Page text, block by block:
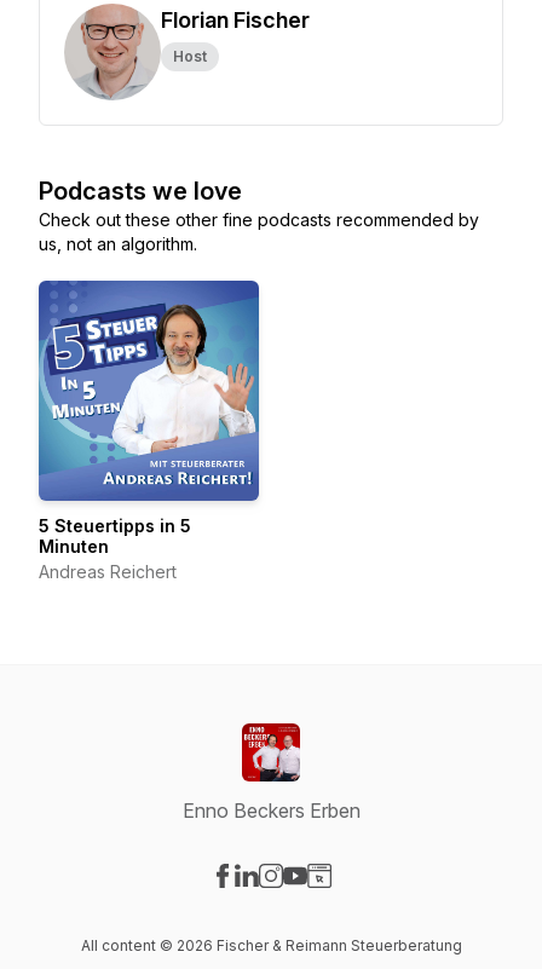
Florian Fischer
Host
Podcasts we love
Check out these other fine podcasts recommended by
us, not an algorithm.
5 Steuertipps in 5
Minuten
Andreas Reichert
Enno Beckers Erben
All content © 2026 Fischer & Reimann Steuerberatung